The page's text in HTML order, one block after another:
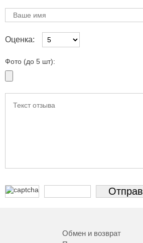
Оценка:
Фото (до 5 шт):
Обмен и возврат